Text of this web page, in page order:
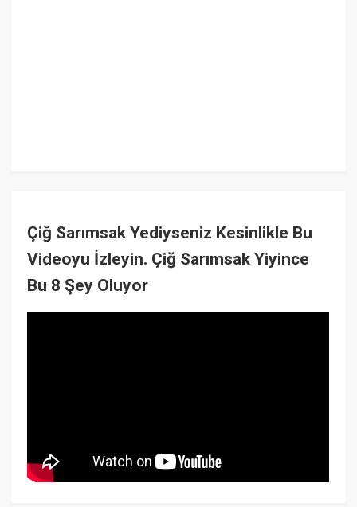
Çiğ Sarımsak Yediyseniz Kesinlikle Bu
Videoyu İzleyin. Çiğ Sarımsak Yiyince
Bu 8 Şey Oluyor